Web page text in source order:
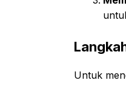
Untuk